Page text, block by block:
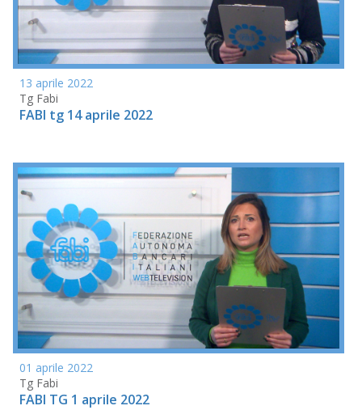
13 aprile 2022
Tg Fabi
FABI tg 14 aprile 2022
01 aprile 2022
Tg Fabi
FABI TG 1 aprile 2022